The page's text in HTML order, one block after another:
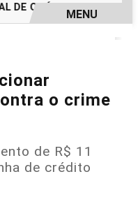
ORÓS REGISTRA
MENU
o crime
de R$ 11
de crédito